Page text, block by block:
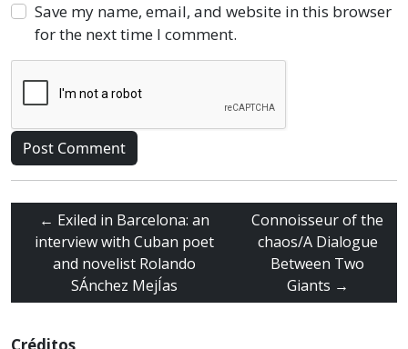
Save my name, email, and website in this browser
for the next time I comment.
← Exiled in Barcelona: an
interview with Cuban poet
and novelist Rolando
SÁnchez MejÍas
Connoisseur of the
chaos/A Dialogue
Between Two
Giants →